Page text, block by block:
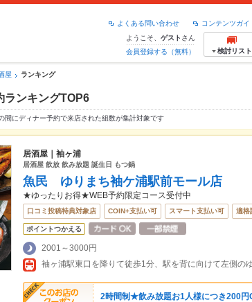
コンテンツガイ
よくある問い合わせ
ようこそ、 ゲスト さん
会員登録する（無料）
検討リスト
屋 ランキング
ランキングTOP6
にディナー予約で来店された組数が集計対象です
居酒屋｜袖ヶ浦
居酒屋 飲放 飲み放題 誕生日 もつ鍋
魚民 ゆりまち袖ケ浦駅前モール店
★ゆったりお得★WEB予約限定コース受付中
口コミ投稿特典対象店 COIN+支払い可 スマート支払い可 適格
ポイントつかえる
2001～3000円
2時間制★飲み放題お1人様につき200円